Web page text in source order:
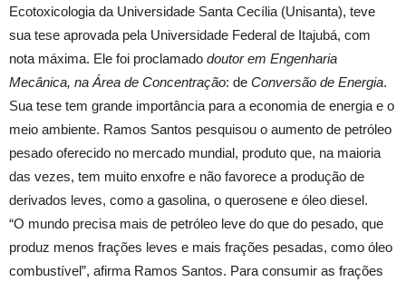
Ecotoxicologia da Universidade Santa Cecília (Unisanta), teve
sua tese aprovada pela Universidade Federal de Itajubá, com
nota máxima. Ele foi proclamado doutor em Engenharia
Mecânica, na Área de Concentração: de Conversão de Energia.
Sua tese tem grande importância para a economia de energia e o
meio ambiente. Ramos Santos pesquisou o aumento de petróleo
pesado oferecido no mercado mundial, produto que, na maioria
das vezes, tem muito enxofre e não favorece a produção de
derivados leves, como a gasolina, o querosene e óleo diesel.
“O mundo precisa mais de petróleo leve do que do pesado, que
produz menos frações leves e mais frações pesadas, como óleo
combustível”, afirma Ramos Santos. Para consumir as frações